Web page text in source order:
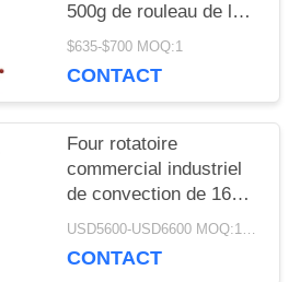
500g de rouleau de la
pâte de pizza
cuisson
$635-$700 MOQ:1
CONTACT
Four rotatoire
commercial industriel
de convection de 16
plateaux de four
gaz
USD5600-USD6600 MOQ:1piece
CONTACT